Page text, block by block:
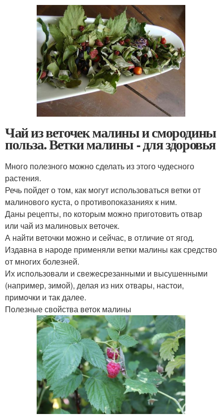
Чай из веточек малины и смородины
польза. Ветки малины - для здоровья
Много полезного можно сделать из этого чудесного
растения.
Речь пойдет о том, как могут использоваться ветки от
малинового куста, о противопоказаниях к ним.
Даны рецепты, по которым можно приготовить отвар
или чай из малиновых веточек.
А найти веточки можно и сейчас, в отличие от ягод.
Издавна в народе применяли ветки малины как средство
от многих болезней.
Их использовали и свежесрезанными и высушенными
(например, зимой), делая из них отвары, настои,
примочки и так далее.
Полезные свойства веток малины